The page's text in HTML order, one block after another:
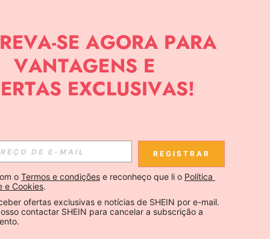
REGISTRAR
o Termos e condições e reconheço que li o Política
e Cookies.
ofertas exclusivas e notícias de SHEIN por e-mail.
contactar SHEIN para cancelar a subscrição a